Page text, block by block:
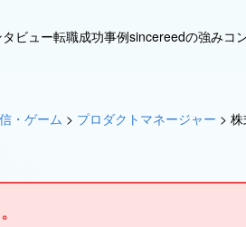
ビュー転職成功事例sincereedの強みコ
・ゲーム > プロダクトマネージャー >